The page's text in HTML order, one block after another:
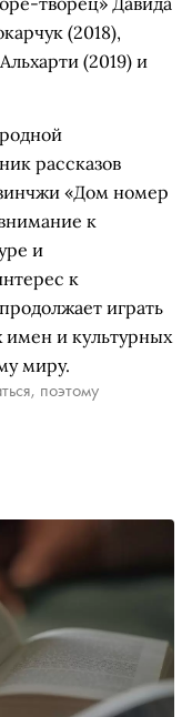
(2018),
(2019) и
рассказов
«Дом номер
к
и
к
играть
и культурных
миру.
поэтому